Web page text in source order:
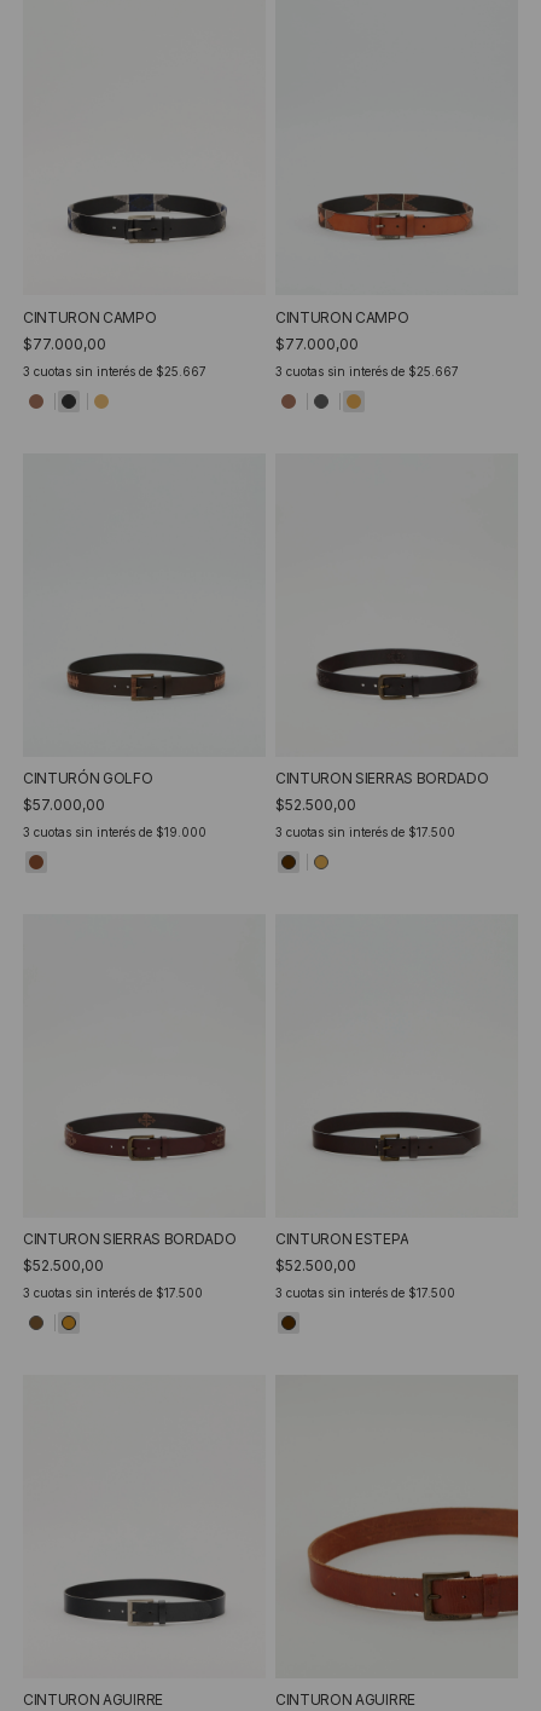
CINTURON CAMPO
$77.000,00
3 cuotas sin interés de $25.667
CINTURON CAMPO
$77.000,00
3 cuotas sin interés de $25.667
CINTURÓN GOLFO
$57.000,00
3 cuotas sin interés de $19.000
CINTURON SIERRAS BORDADO
$52.500,00
3 cuotas sin interés de $17.500
CINTURON SIERRAS BORDADO
$52.500,00
3 cuotas sin interés de $17.500
CINTURON ESTEPA
$52.500,00
3 cuotas sin interés de $17.500
CINTURON AGUIRRE
CINTURON AGUIRRE